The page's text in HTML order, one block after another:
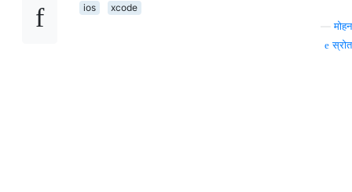
ios
xcode
—मोहन
स्रोत